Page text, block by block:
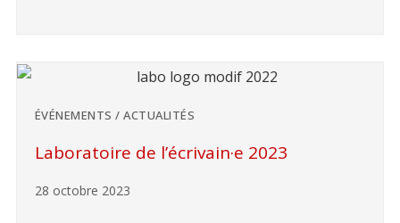
ÉVÉNEMENTS / ACTUALITÉS
Laboratoire de l’écrivain·e 2023
28 octobre 2023